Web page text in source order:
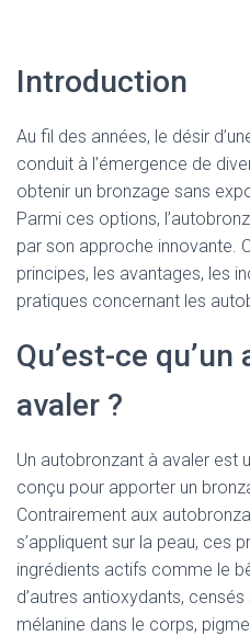
Introduction
Au fil des années, le désir
conduit à l’émergence de
obtenir un bronzage sans
Parmi ces options,
par son approche innovante.
principes, les avantages, les
pratiques concernant les
Qu’est-ce
avaler ?
Un autobronzant à avaler est
conçu pour apporter un
Contrairement aux
s’appliquent sur la peau, ces
ingrédients actifs comme le
d’autres antioxydants,
mélanine dans le corps,